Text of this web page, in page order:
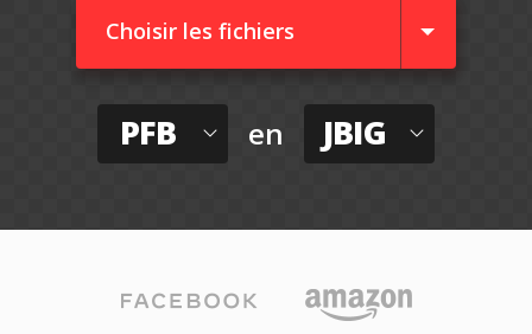
Choisir les fichiers
PFB en JBIG